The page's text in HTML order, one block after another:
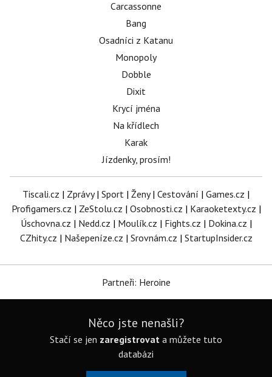
Carcassonne
Bang
Osadníci z Katanu
Monopoly
Dobble
Dixit
Krycí jména
Na křídlech
Karak
Jízdenky, prosím!
Tiscali.cz | Zprávy| Sport | Ženy| Cestování | Games.cz |
Profigamers.cz | ZeStolu.cz | Osobnosti.cz | Karaoketexty.cz |
Úschovna.cz | Nedd.cz | Moulík.cz | Fights.cz | Dokina.cz |
CZhity.cz | Našepeníze.cz | Srovnám.cz | StartupInsider.cz
Partneři: Heroine
Něco jste nenašli?
Stačí se jen zaregistrovat a můžete tuto
databázi